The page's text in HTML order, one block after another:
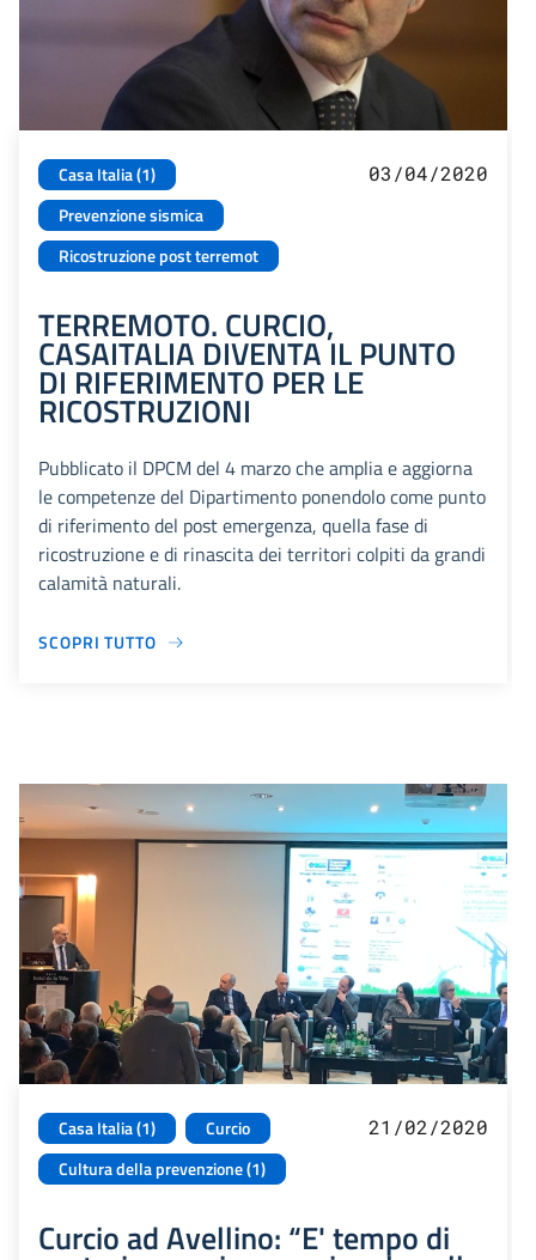
Casa Italia (1)
Prevenzione sismica
Ricostruzione post terremot
03/04/2020
TERREMOTO. CURCIO,
CASAITALIA DIVENTA IL PUNTO
DI RIFERIMENTO PER LE
RICOSTRUZIONI
Pubblicato il DPCM del 4 marzo che amplia e aggiorna
le competenze del Dipartimento ponendolo come punto
di riferimento del post emergenza, quella fase di
ricostruzione e di rinascita dei territori colpiti da grandi
calamità naturali.
SCOPRI TUTTO
Casa Italia (1)
Curcio
Cultura della prevenzione (1)
21/02/2020
Curcio ad Avellino: “E' tempo di